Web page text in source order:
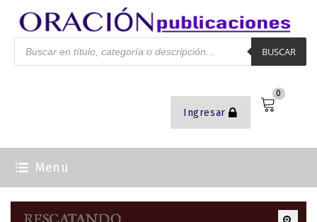
Ingresar
0
BUSCAR
Menu